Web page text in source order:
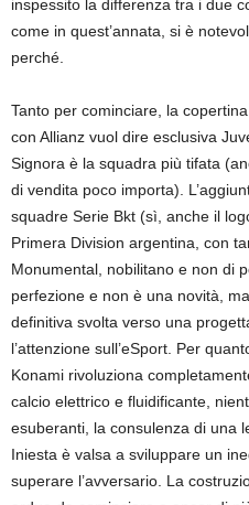
inspessito la differenza tra i due
come in quest’annata, si è
perché.
Tanto per cominciare, la
con Allianz vuol dire esclusiva
Signora è la squadra più tifata
di vendita poco importa).
squadre Serie Bkt (sì, anche il
Primera Division argentina, con
Monumental, nobilitano e non di
perfezione e non è una novità,
definitiva svolta verso una
l’attenzione sull’eSport. Per
Konami rivoluziona
calcio elettrico e fluidificante,
esuberanti, la consulenza di una
Iniesta è valsa a sviluppare un
superare l’avversario. La